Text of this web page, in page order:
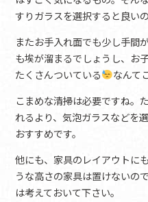
すりガラスを選択すると良い
またお手入れ面でも少し手間
も埃が溜まるでしょうし、お
たくさんついている
なんて
こまめな清掃は必要ですね。
れるより、気泡ガラスなどを
おすすめです。
他にも、家具のレイアウトに
うな高さの家具は置けないの
は考えておいて下さい。